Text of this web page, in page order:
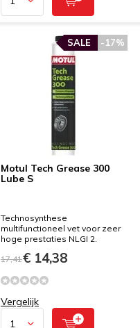
Motul Tech Grease 300
Lube S
-17%
SALE
Technosynthese
multifunctioneel vet voor zeer
hoge prestaties NLGI 2.
17,41€ 14,38
Vergelijk